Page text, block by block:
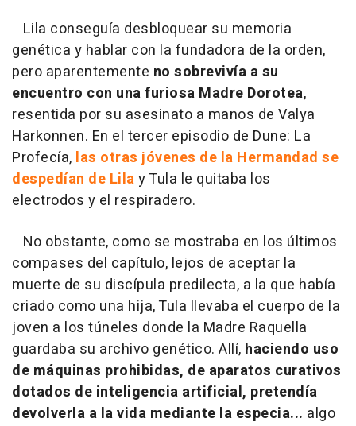
Lila conseguía desbloquear su memoria
genética y hablar con la fundadora de la orden,
pero aparentemente no sobrevivía a su
encuentro con una furiosa Madre Dorotea,
resentida por su asesinato a manos de Valya
Harkonnen. En el tercer episodio de Dune: La
Profecía, las otras jóvenes de la Hermandad se
despedían de Lilay Tula le quitaba los
electrodos y el respiradero.
No obstante, como se mostraba en los últimos
compases del capítulo, lejos de aceptar la
muerte de su discípula predilecta, a la que había
criado como una hija, Tula llevaba el cuerpo de la
joven a los túneles donde la Madre Raquella
guardaba su archivo genético. Allí, haciendo uso
de máquinas prohibidas, de aparatos curativos
dotados de inteligencia artificial, pretendía
devolverla a la vida mediante la especia... algo